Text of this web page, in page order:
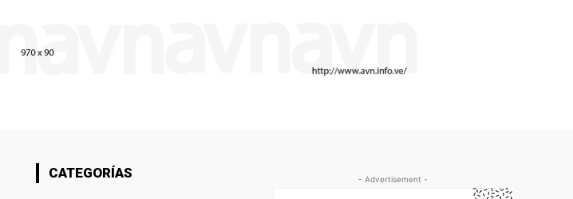
CATEGORÍAS - Advertisement -